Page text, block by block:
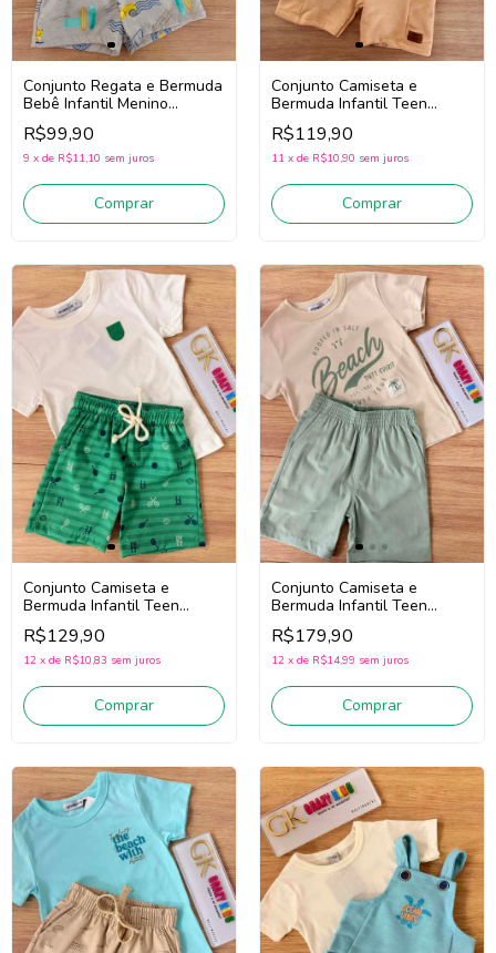
Conjunto Regata e Bermuda
Bebê Infantil Menino
Divertto 16391
(Verde/Bege)
R$99,90
9 x de R$11,10 sem juros
Comprar
Conjunto Camiseta e
Bermuda Infantil Teen
Menino Divertto 27531 (Off
White/Bege)
R$119,90
11 x de R$10,90 sem juros
Comprar
Conjunto Camiseta e
Bermuda Infantil Teen
Menino Divertto 27406
(Branco/Verde)
R$129,90
12 x de R$10,83 sem juros
Comprar
Conjunto Camiseta e
Bermuda Infantil Teen
Menino Divertto 27411
(Bege/Verde)
R$179,90
12 x de R$14,99 sem juros
Comprar